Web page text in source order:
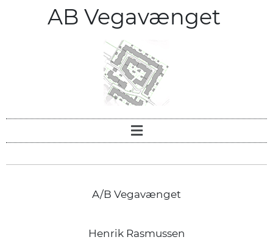
AB Vegavænget
A/B Vegavænget
Henrik Rasmussen